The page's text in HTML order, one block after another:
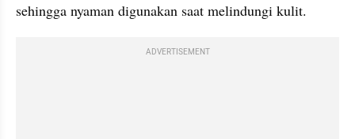
sehingga nyaman digunakan saat melindungi kulit.
ADVERTISEMENT